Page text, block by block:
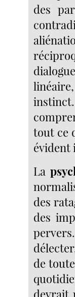
des
tout ce
évident
La
des
des
de